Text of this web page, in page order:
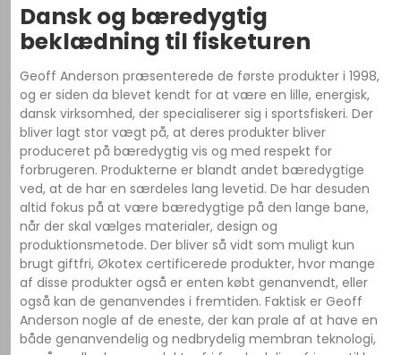
Dansk og bæredygtig
beklædning til fisketuren
Geoff Anderson præsenterede de første produkter i 1998,
og er siden da blevet kendt for at være en lille, energisk,
dansk virksomhed, der specialiserer sig i sportsfiskeri. Der
bliver lagt stor vægt på, at deres produkter bliver
produceret på bæredygtig vis og med respekt for
forbrugeren. Produkterne er blandt andet bæredygtige
ved, at de har en særdeles lang levetid. De har desuden
altid fokus på at være bæredygtige på den lange bane,
når der skal vælges materialer, design og
produktionsmetode. Der bliver så vidt som muligt kun
brugt giftfri, Økotex certificerede produkter, hvor mange
af disse produkter også er enten købt genanvendt, eller
også kan de genanvendes i fremtiden. Faktisk er Geoff
Anderson nogle af de eneste, der kan prale af at have en
både genanvendelig og nedbrydelig membran teknologi,